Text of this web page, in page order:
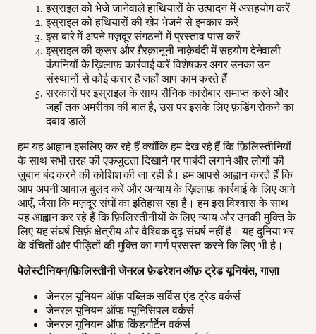
इस्राइल को भेजे जानेवाले हाथियारों के उत्पादन में असहयोग करें
इस्राइल को हथियारों की खेप भेजने से इनकार करें
इस बारे में अपने मज़दूर संगठनों में प्रस्ताव पास करें
इस्राइल की क्रूर और ग़ैरक़ानूनी नाक़ेबंदी में सहयोग देनेवाली
कंपनियों के ख़िलाफ़ कार्रवाई करें विशेषकर अगर उनका उन
संस्थानों से कोई करार है जहाँ आप काम करते हैं
सरकारों पर इस्राइल के साथ सैनिक कारोबार समाप्त करने और
जहाँ तक अमरीका की बात है, उस पर इसके लिए फ़ंडिंग रोकने का
दबाव डालें
हम यह आह्वान इसलिए कर रहे हैं क्योंकि हम देख रहे हैं कि फ़िलिस्तीनियों
के साथ सभी तरह की एकजुटता दिखाने पर पाबंदी लगाने और लोगों की
ज़ुबान बंद करने की कोशिश की जा रही है। हम आपसे आह्वान करते हैं कि
आप अपनी आवाज़ बुलंद करें और अन्याय के ख़िलाफ़ कार्रवाई के लिए आगे
आएँ, जैसा कि मज़दूर संघों का इतिहास रहा है। हम इस विश्वास के साथ
यह आह्वान कर रहे हैं कि फ़िलिस्तीनीयों के लिए न्याय और उनकी मुक्ति के
लिए यह संघर्ष सिर्फ़ क्षेत्रीय और वैश्विक दृढ़ संघर्ष नहीं है। यह दुनिया भर
के वंचितों और पीड़ितों की मुक्ति का मार्ग प्रसस्त करने कि लिए भी है।
पेलेस्टीनियन/फ़िलिस्तीनी जेनरल फ़ेडरेशन ऑफ़ ट्रेड यूनियंस, गाज़ा
जेनरल यूनियन ऑफ़ पब्लिक सर्विस एंड ट्रेड वर्कर्स
जेनरल यूनियन ऑफ़ म्यूनिसिपल वर्कर्स
जेनरल यूनियन ऑफ़ किंडर्गार्टेन वर्कर्स